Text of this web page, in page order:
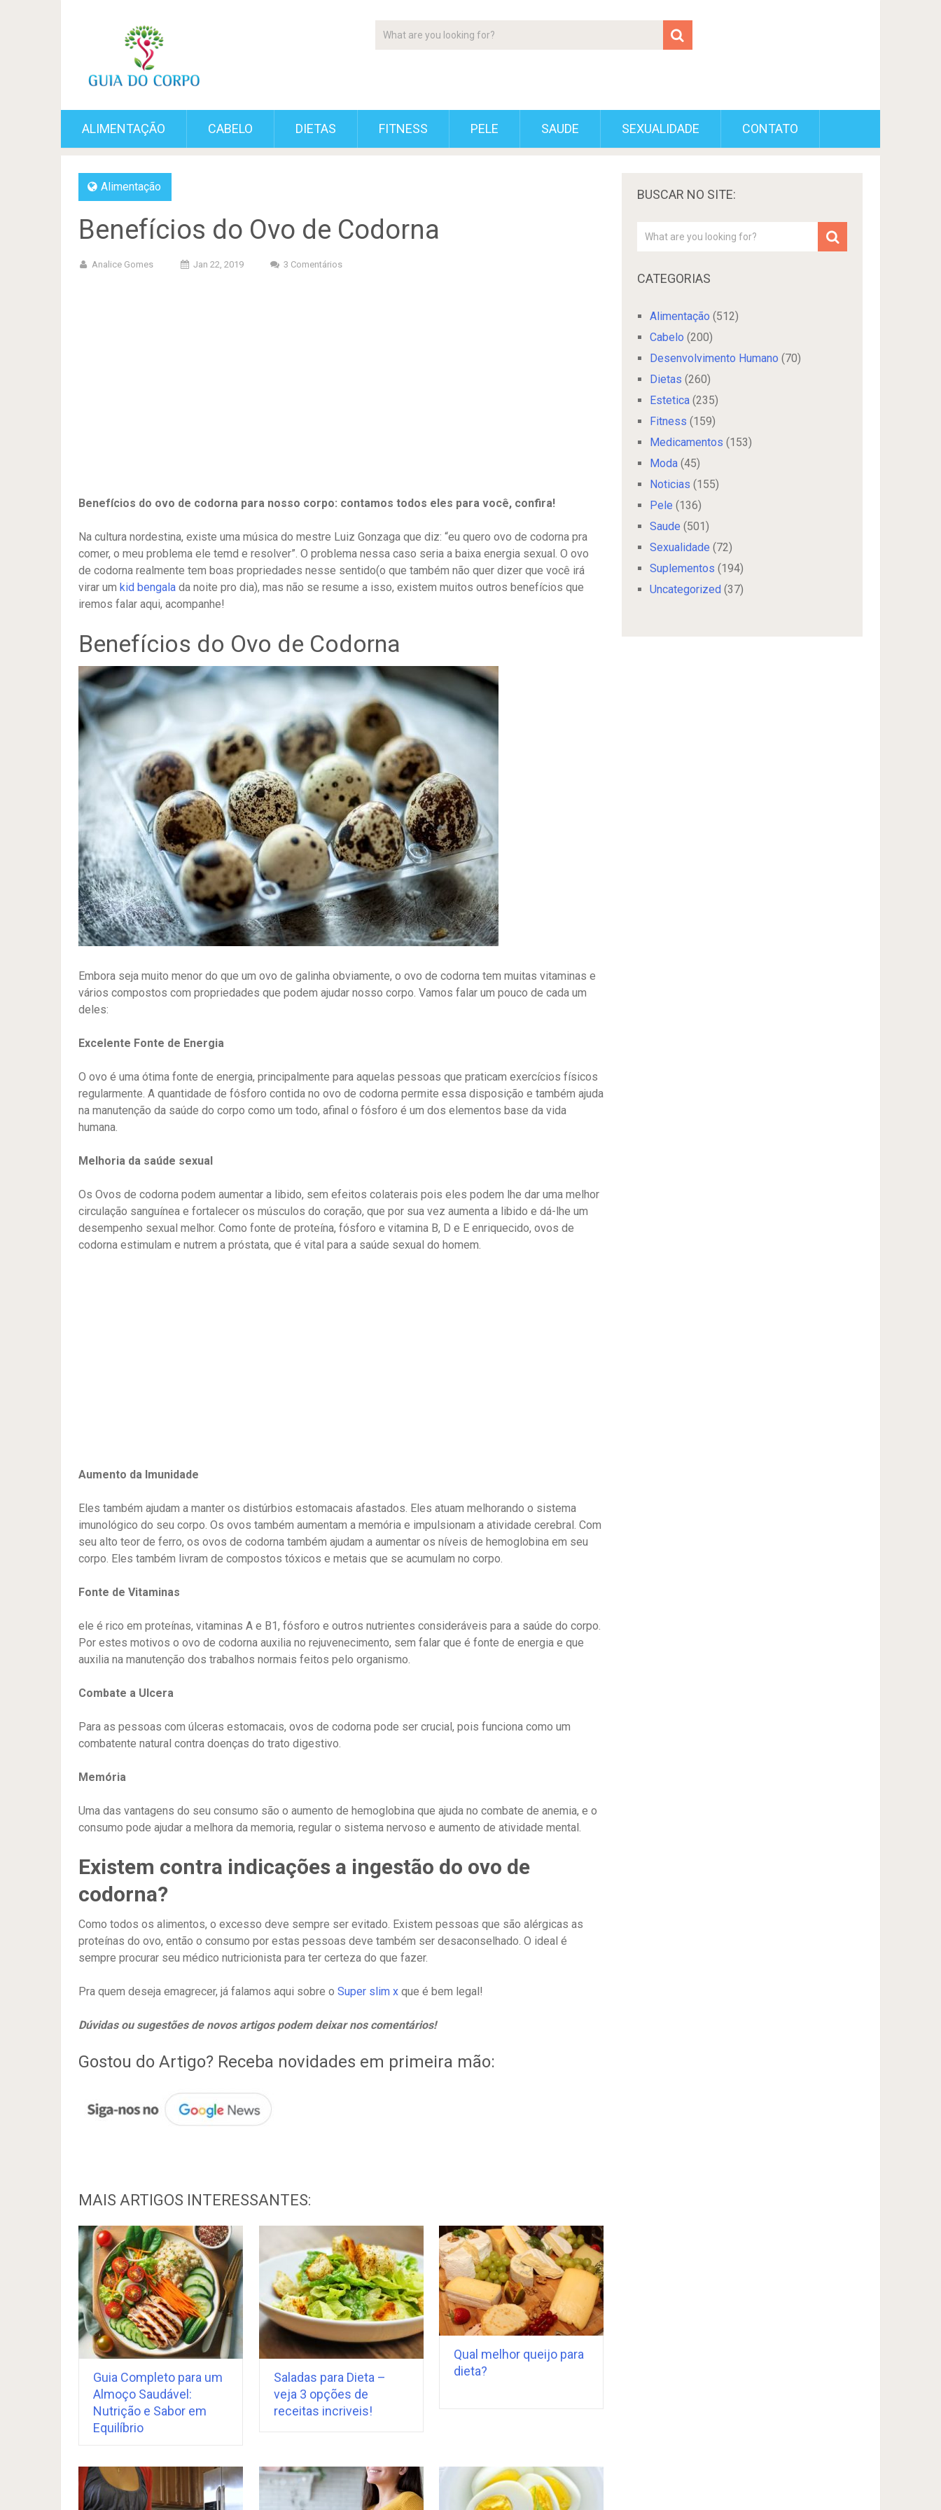
ALIMENTAÇÃO CABELO DIETAS FITNESS PELE SAUDE SEXUALIDADE CONTATO
Alimentação
Benefícios do Ovo de Codorna
Analice Gomes Jan 22, 2019 3 Comentários
Benefícios do ovo de codorna para nosso corpo: contamos todos eles para você, confira!
Na cultura nordestina, existe uma música do mestre Luiz Gonzaga que diz: “eu quero ovo de codorna pra
comer, o meu problema ele temd e resolver”. O problema nessa caso seria a baixa energia sexual. O ovo
de codorna realmente tem boas propriedades nesse sentido(o que também não quer dizer que você irá
virar um kid bengala da noite pro dia), mas não se resume a isso, existem muitos outros benefícios que
iremos falar aqui, acompanhe!
Benefícios do Ovo de Codorna
Embora seja muito menor do que um ovo de galinha obviamente, o ovo de codorna tem muitas vitaminas e
vários compostos com propriedades que podem ajudar nosso corpo. Vamos falar um pouco de cada um
deles:
Excelente Fonte de Energia
O ovo é uma ótima fonte de energia, principalmente para aquelas pessoas que praticam exercícios físicos
regularmente. A quantidade de fósforo contida no ovo de codorna permite essa disposição e também ajuda
na manutenção da saúde do corpo como um todo, afinal o fósforo é um dos elementos base da vida
humana.
Melhoria da saúde sexual
Os Ovos de codorna podem aumentar a libido, sem efeitos colaterais pois eles podem lhe dar uma melhor
circulação sanguínea e fortalecer os músculos do coração, que por sua vez aumenta a libido e dá-lhe um
desempenho sexual melhor. Como fonte de proteína, fósforo e vitamina B, D e E enriquecido, ovos de
codorna estimulam e nutrem a próstata, que é vital para a saúde sexual do homem.
Aumento da Imunidade
Eles também ajudam a manter os distúrbios estomacais afastados. Eles atuam melhorando o sistema
imunológico do seu corpo. Os ovos também aumentam a memória e impulsionam a atividade cerebral. Com
seu alto teor de ferro, os ovos de codorna também ajudam a aumentar os níveis de hemoglobina em seu
corpo. Eles também livram de compostos tóxicos e metais que se acumulam no corpo.
Fonte de Vitaminas
ele é rico em proteínas, vitaminas A e B1, fósforo e outros nutrientes consideráveis para a saúde do corpo.
Por estes motivos o ovo de codorna auxilia no rejuvenecimento, sem falar que é fonte de energia e que
auxilia na manutenção dos trabalhos normais feitos pelo organismo.
Combate a Ulcera
Para as pessoas com úlceras estomacais, ovos de codorna pode ser crucial, pois funciona como um
combatente natural contra doenças do trato digestivo.
Memória
Uma das vantagens do seu consumo são o aumento de hemoglobina que ajuda no combate de anemia, e o
consumo pode ajudar a melhora da memoria, regular o sistema nervoso e aumento de atividade mental.
Existem contra indicações a ingestão do ovo de
codorna?
Como todos os alimentos, o excesso deve sempre ser evitado. Existem pessoas que são alérgicas as
proteínas do ovo, então o consumo por estas pessoas deve também ser desaconselhado. O ideal é
sempre procurar seu médico nutricionista para ter certeza do que fazer.
Pra quem deseja emagrecer, já falamos aqui sobre o Super slim x que é bem legal!
Dúvidas ou sugestões de novos artigos podem deixar nos comentários!
Gostou do Artigo? Receba novidades em primeira mão:
MAIS ARTIGOS INTERESSANTES:
Guia Completo para um
Almoço Saudável:
Nutrição e Sabor em
Equilíbrio
Saladas para Dieta –
veja 3 opções de
receitas incriveis!
Qual melhor queijo para
dieta?
BUSCAR NO SITE:
CATEGORIAS
Alimentação (512)
Cabelo (200)
Desenvolvimento Humano (70)
Dietas (260)
Estetica (235)
Fitness (159)
Medicamentos (153)
Moda (45)
Noticias (155)
Pele (136)
Saude (501)
Sexualidade (72)
Suplementos (194)
Uncategorized (37)